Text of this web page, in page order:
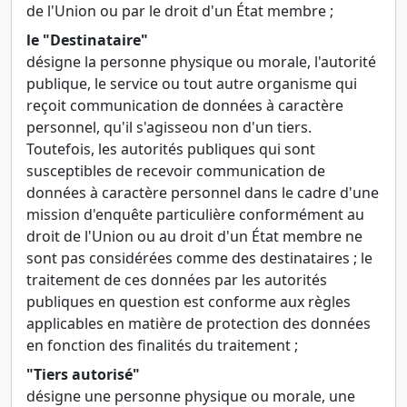
de l'Union ou par le droit d'un État membre ;
le "Destinataire"
désigne la personne physique ou morale, l'autorité
publique, le service ou tout autre organisme qui
reçoit communication de données à caractère
personnel, qu'il s'agisseou non d'un tiers.
Toutefois, les autorités publiques qui sont
susceptibles de recevoir communication de
données à caractère personnel dans le cadre d'une
mission d'enquête particulière conformément au
droit de l'Union ou au droit d'un État membre ne
sont pas considérées comme des destinataires ; le
traitement de ces données par les autorités
publiques en question est conforme aux règles
applicables en matière de protection des données
en fonction des finalités du traitement ;
"Tiers autorisé"
désigne une personne physique ou morale, une